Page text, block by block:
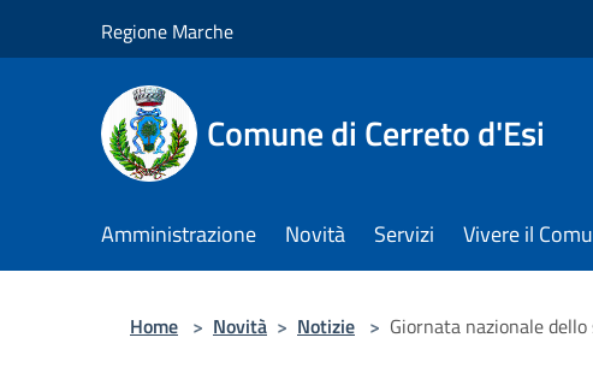
Regione Marche
Comune di Cerreto d'Esi
Amministrazione Novità Servizi Vivere il
Home > Novità > Notizie > Giornata nazionale